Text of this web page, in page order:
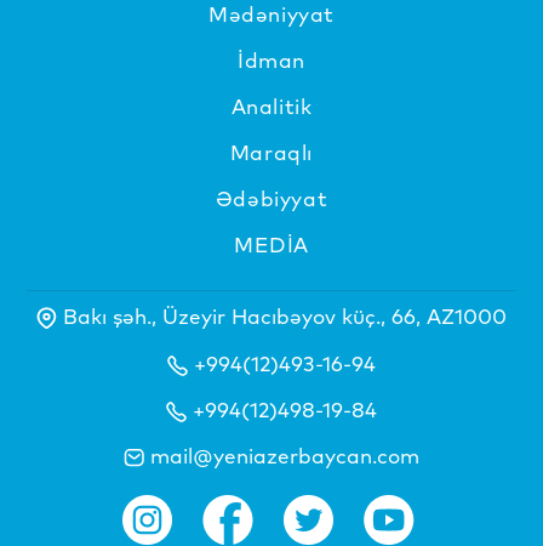
Mədəniyyat
İdman
Analitik
Maraqlı
Ədəbiyyat
MEDİA
Bakı şəh., Üzeyir Hacıbəyov küç., 66, AZ1000
+994(12)493-16-94
+994(12)498-19-84
mail@yeniazerbaycan.com